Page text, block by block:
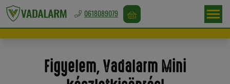
0618089079
Figyelem, Vadalarm Mini